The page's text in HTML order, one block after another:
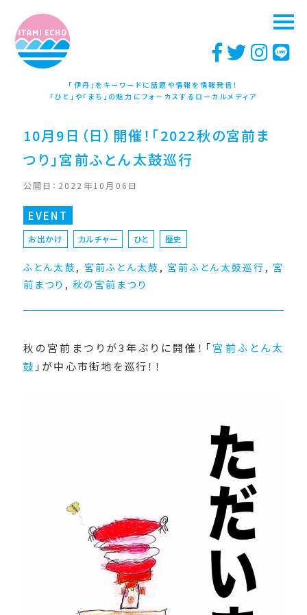
「伊丹」をキーワードに話題や情報を情報発信！
「ひと」や「まち」の魅力にフォーカスするローカルメディア
10月9日（日）開催！「2022秋の宮前ま
つり」宮前ふとん太鼓巡行
公開日：2022年10月06日
EVENT
お出かけ カルチャー ひと 歴史
ふとん太鼓 , 宮前ふとん太鼓 , 宮前ふとん太鼓巡行 , 宮
前まつり ,秋の宮前まつり
秋の宮前まつりが3年ぶりに開催！「宮前ふとん太
鼓 」が中心市街地を巡行！！